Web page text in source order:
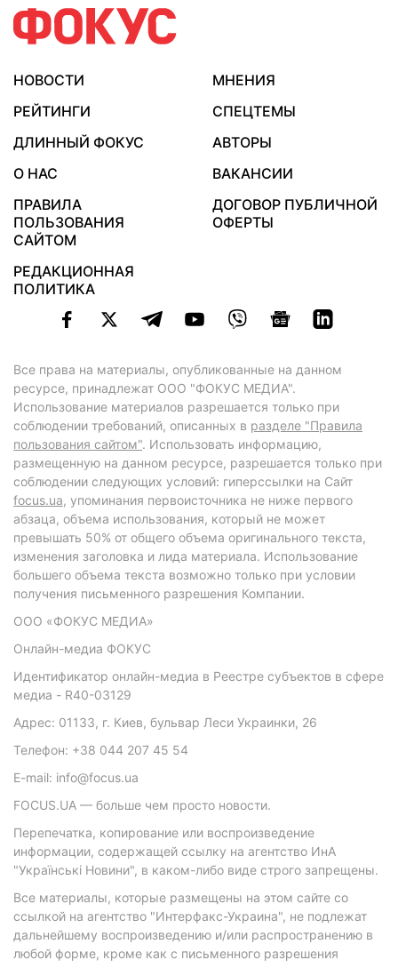
НОВОСТИ
МНЕНИЯ
РЕЙТИНГИ
СПЕЦТЕМЫ
ДЛИННЫЙ ФОКУС
АВТОРЫ
О НАС
ВАКАНСИИ
ПРАВИЛА
ПОЛЬЗОВАНИЯ
САЙТОМ
ДОГОВОР ПУБЛИЧНОЙ
ОФЕРТЫ
РЕДАКЦИОННАЯ
ПОЛИТИКА
Все права на материалы, опубликованные на данном
ресурсе, принадлежат ООО "ФОКУС МЕДИА".
Использование материалов разрешается только при
соблюдении требований, описанных в разделе "Правила
пользования сайтом". Использовать информацию,
размещенную на данном ресурсе, разрешается только при
соблюдении следующих условий: гиперссылки на Сайт
focus.ua, упоминания первоисточника не ниже первого
абзаца, объема использования, который не может
превышать 50% от общего объема оригинального текста,
изменения заголовка и лида материала. Использование
большего объема текста возможно только при условии
получения письменного разрешения Компании.
ООО «ФОКУС МЕДИА»
Онлайн-медиа ФОКУС
Идентификатор онлайн-медиа в Реестре субъектов в сфере
медиа - R40-03129
Адрес: 01133, г. Киев, бульвар Леси Украинки, 26
Телефон: +38 044 207 45 54
E-mail: info@focus.ua
FOCUS.UA — больше чем просто новости.
Перепечатка, копирование или воспроизведение
информации, содержащей ссылку на агентство ИнА
"Українські Новини", в каком-либо виде строго запрещены.
Все материалы, которые размещены на этом сайте со
ссылкой на агентство "Интерфакс-Украина", не подлежат
дальнейшему воспроизведению и/или распространению в
любой форме, кроме как с письменного разрешения